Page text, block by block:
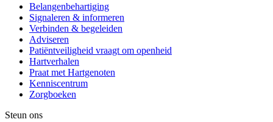
Belangenbehartiging
Signaleren & informeren
Verbinden & begeleiden
Adviseren
Patiëntveiligheid vraagt om openheid
Hartverhalen
Praat met Hartgenoten
Kenniscentrum
Zorgboeken
Steun ons